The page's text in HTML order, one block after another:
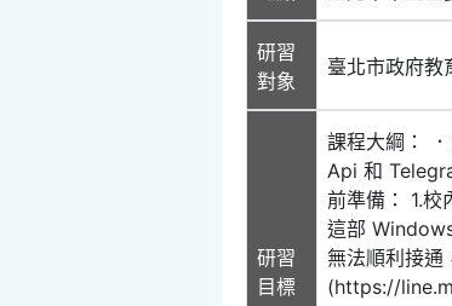
研習
對象
臺北市政府教
研習
目標
課程大綱：
Api 和
前準備： 1.
這部
無法順利接
(https://